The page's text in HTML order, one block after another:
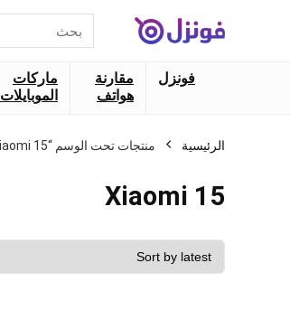
عن:
فونزل
مقارنة
هواتف
ماركات
الموبايلات
الرئيسية منتجات تحت الوسم “Xiaomi 15”
Xiaomi 15